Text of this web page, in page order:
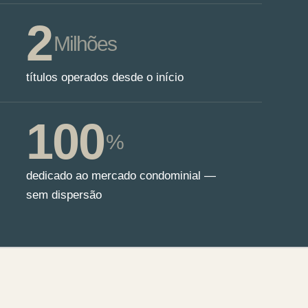
2Milhões
títulos operados desde o início
100%
dedicado ao mercado condominial —
sem dispersão